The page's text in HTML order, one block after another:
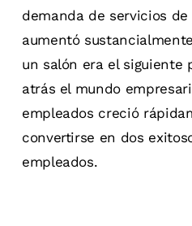
demanda de servicios
aumentó
un salón era el siguiente
atrás el mundo
empleados creció
convertirse en dos
empleados.